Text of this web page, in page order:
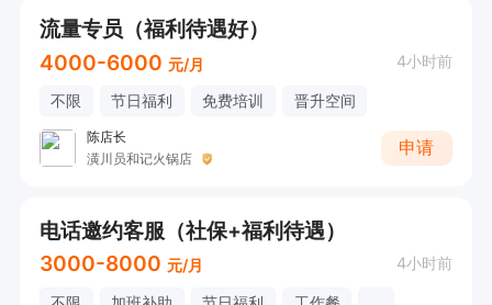
流量专员（福利待遇好）
4000-6000 元/月 4小时前
不限 节日福利 免费培训 晋升空间
陈店长
潢川员和记火锅店
申请
电话邀约客服（社保+福利待遇）
3000-8000 元/月 4小时前